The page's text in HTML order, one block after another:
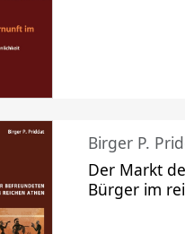
Birger P.
Der Markt
Bürger im